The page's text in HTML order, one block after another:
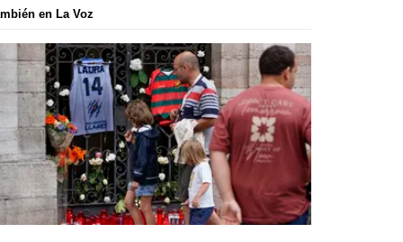
en La Voz